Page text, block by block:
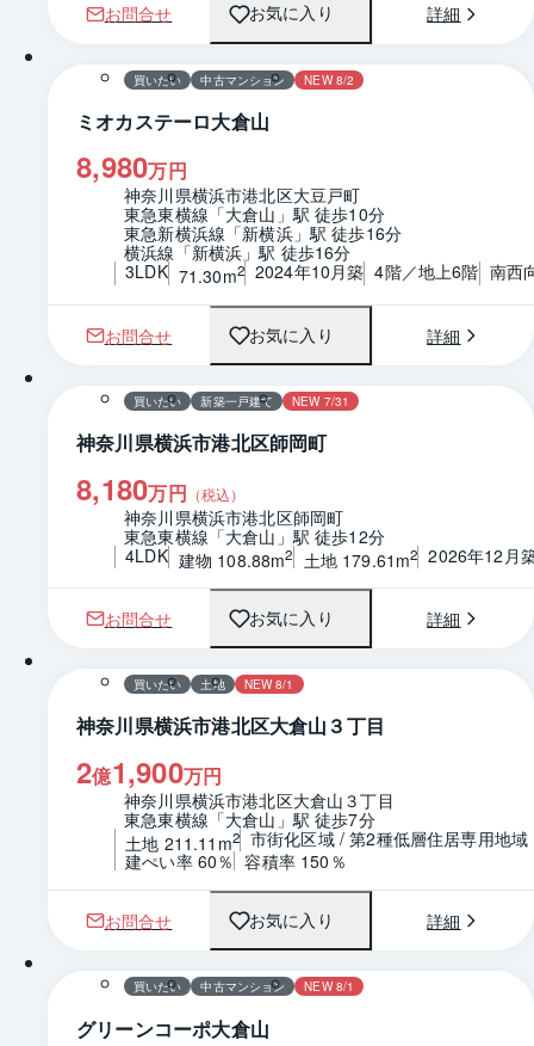
お問合せ お気に入り 詳細
1 / 0 間取り
買いたい 中古マンション NEW 8/2
ミオカステーロ大倉山
8,980万円
神奈川県横浜市港北区大豆戸町
東急東横線「大倉山」駅 徒歩10分
東急新横浜線「新横浜」駅 徒歩16分
横浜線「新横浜」駅 徒歩16分
3LDK 71.30m2 2024年10月築 4階／地上6階 南西
お問合せ お気に入り 詳細
1 / 0 間取り
買いたい 新築一戸建て NEW 7/31
神奈川県横浜市港北区師岡町
8,180万円 （税込）
神奈川県横浜市港北区師岡町
東急東横線「大倉山」駅 徒歩12分
4LDK 建物 108.88m2 土地 179.61m2 2026年12月
お問合せ お気に入り 詳細
1 / 0 区画図
買いたい 土地 NEW 8/1
神奈川県横浜市港北区大倉山３丁目
2億1,900万円
神奈川県横浜市港北区大倉山３丁目
東急東横線「大倉山」駅 徒歩7分
土地 211.11m2 市街化区域 / 第2種低層住居専用地域
建ぺい率 60％ 容積率 150％
お問合せ お気に入り 詳細
1 / 0 間取り
買いたい 中古マンション NEW 8/1
グリーンコーポ大倉山